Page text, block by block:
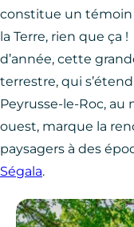
constitue un témoin
la Terre, rien que ça
d’année, cette
terrestre, qui
Peyrusse-le-Roc, au
ouest, marque la
paysagers à des
Ségala.